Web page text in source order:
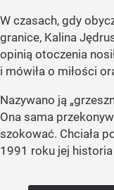
W czasach, gdy
granice, Kalina
opinią otoczenia
i mówiła o miłości
Nazywano ją
Ona sama
szokować. Chciała
1991 roku jej historia